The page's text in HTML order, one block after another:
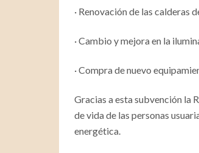
· Renovación de las calderas
· Cambio y mejora en la
· Compra de nuevo
Gracias a esta subvención la
de vida de las personas
energética.